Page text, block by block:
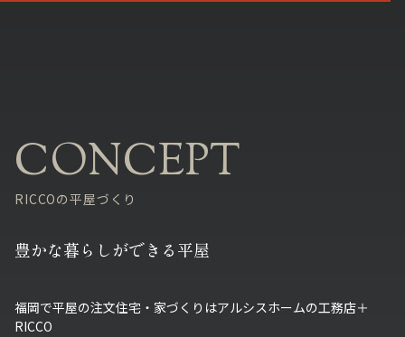
RICCOの平屋づくり
豊かな暮らしができる平屋
福岡で平屋の注文住宅・家づくりはアルシスホームの工務店＋
RICCO